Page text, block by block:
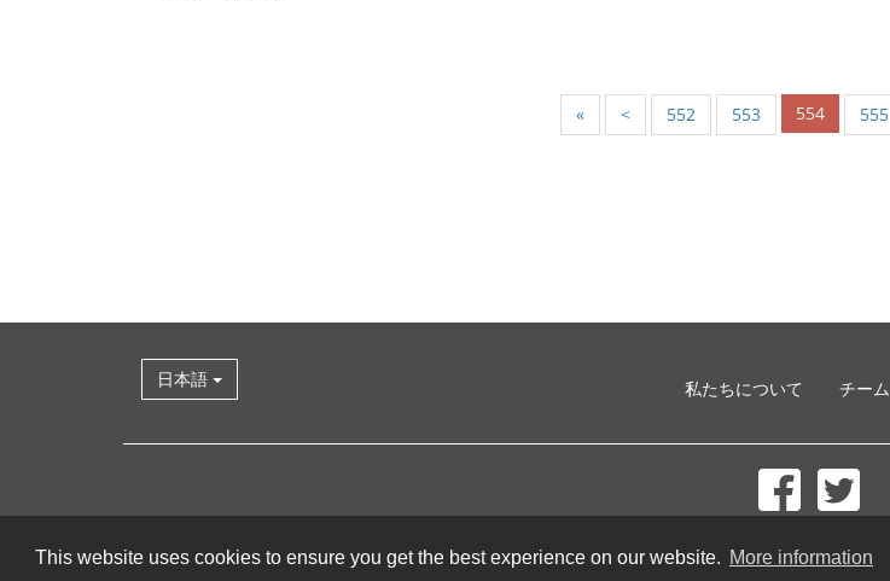
This website uses cookies to ensure you get the best experience on our website. More information
« < 552 553 554 555
日本語 私たちについて チーム